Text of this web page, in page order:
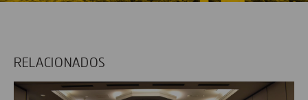
RELACIONADOS